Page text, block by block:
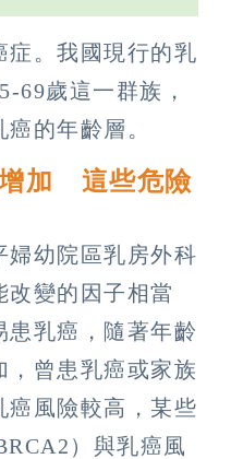
症。我國現行的乳
69歲這一群族，
的年齡層。
加 這些危險
婦幼院區乳房外科
改變的因子相當
患乳癌，隨著年齡
，曾患乳癌或家族
癌風險較高，某些
）與乳癌風